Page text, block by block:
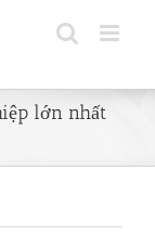
lớn nhất